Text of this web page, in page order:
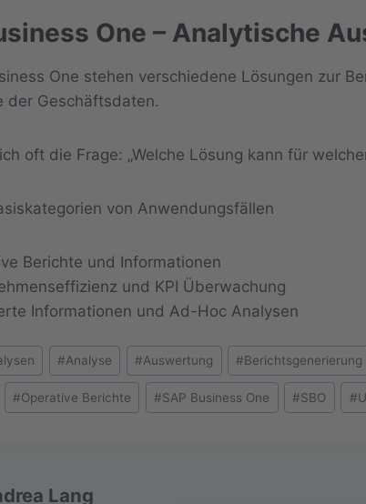
One – Analytische
One stehen verschiedene Lösungen zur
der Geschäftsdaten.
oft die Frage: „Welche Lösung kann für
von Anwendungsfällen
Berichte und Informationen
und KPI Überwachung
Informationen und Ad-Hoc Analysen
#Analyse #Auswertung #Berichtsgenerierung
#Operative Berichte #SAP Business One #SBO #
Lang